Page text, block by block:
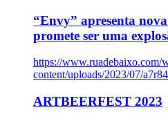
“Envy” apresenta
promete ser uma
https://www.ruadebaixo.com/
content/uploads/2023/07/
ARTBEERFEST 2023